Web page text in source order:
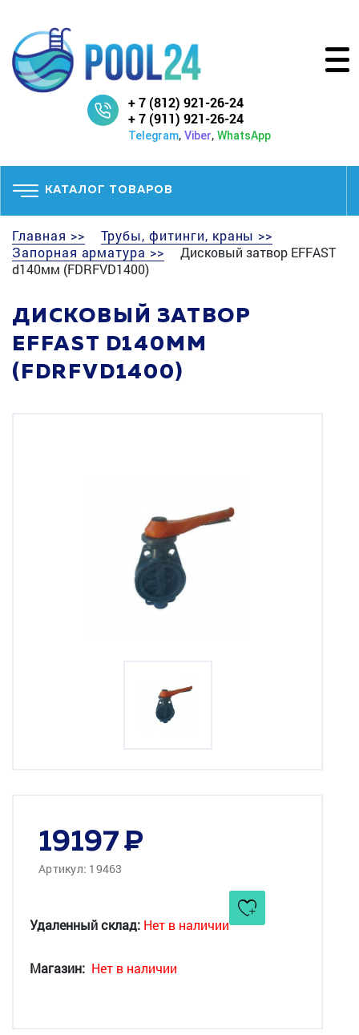
+ 7 (812) 921-26-24
+ 7 (911) 921-26-24
Telegram, Viber, WhatsApp
КАТАЛОГ ТОВАРОВ
Главная >>
Трубы, фитинги, краны >>
Запорная арматура >>
Дисковый затвор EFFAST
d140мм (FDRFVD1400)
ДИСКОВЫЙ ЗАТВОР
EFFAST D140ММ
(FDRFVD1400)
19197
Артикул: 19463
Удаленный склад: Нет в наличии
Магазин: Нет в наличии